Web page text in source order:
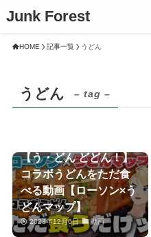
Junk Forest
HOME 記事一覧 うどん
うどん – tag –
【う・どん どどん！】
コラボうどんをただ食
べる動画【ローソン×う
どんマップ】
2023年12月6日 動画